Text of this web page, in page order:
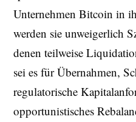
Unternehmen Bitcoin in
werden sie unweigerlich
denen teilweise
sei es für Übernahmen,
regulatorische
opportunistisches